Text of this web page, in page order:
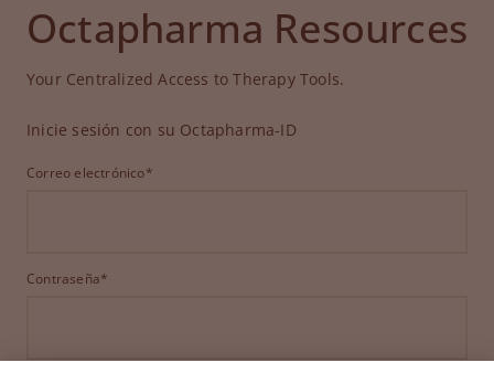
Octapharma Resources
Your Centralized Access to Therapy Tools.
Inicie sesión con su Octapharma-ID
Correo electrónico*
Contraseña*